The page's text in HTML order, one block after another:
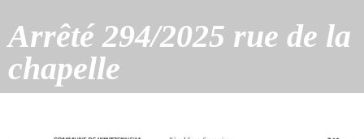
Arrêté 294/2025 rue de la
chapelle